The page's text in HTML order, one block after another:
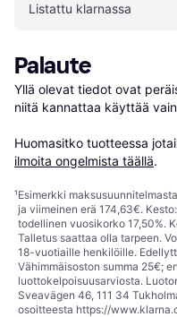
Listattu klarnassa
Palaute
Yllä olevat tiedot ovat
niitä kannattaa käyttää
Huomasitko tuotteessa
ilmoita ongelmista täällä.
¹Esimerkki
ja viimeinen erä 174,63€.
todellinen vuosikorko 17,50%.
Talletus saattaa olla tarpeen.
18-vuotiaille henkilöille.
Vähimmäisoston summa 25€;
luottokelpoisuusarviosta.
Sveavägen 46, 111 34
osoitteesta https://